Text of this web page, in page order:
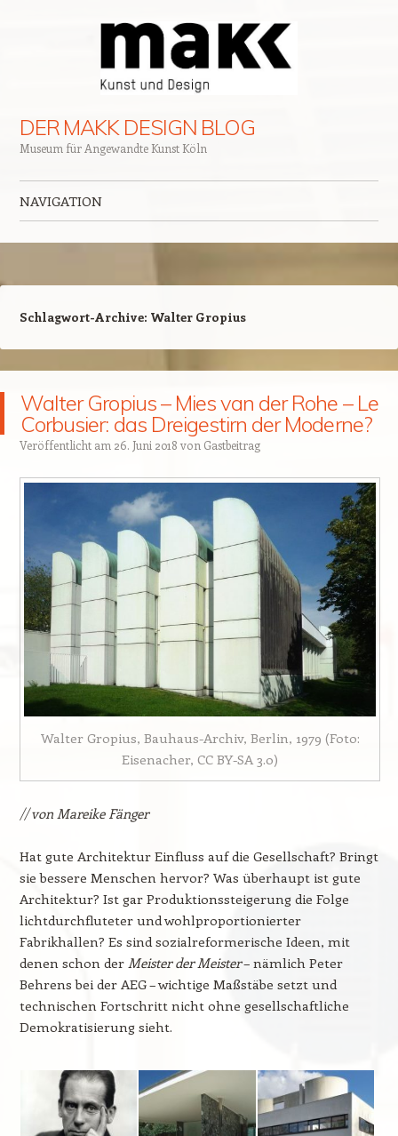
DER MAKK DESIGN BLOG
Museum für Angewandte Kunst Köln
NAVIGATION
Schlagwort-Archive: Walter Gropius
Walter Gropius – Mies van der Rohe – Le
Corbusier: das Dreigestirn der Moderne?
Veröffentlicht am 26. Juni 2018 von Gastbeitrag
Walter Gropius, Bauhaus-Archiv, Berlin, 1979 (Foto:
Eisenacher, CC BY-SA 3.0)
// von Mareike Fänger
Hat gute Architektur Einfluss auf die Gesellschaft? Bringt
sie bessere Menschen hervor? Was überhaupt ist gute
Architektur? Ist gar Produktionssteigerung die Folge
lichtdurchfluteter und wohlproportionierter
Fabrikhallen? Es sind sozialreformerische Ideen, mit
denen schon der Meister der Meister– nämlich Peter
Behrens bei der AEG – wichtige Maßstäbe setzt und
technischen Fortschritt nicht ohne gesellschaftliche
Demokratisierung sieht.